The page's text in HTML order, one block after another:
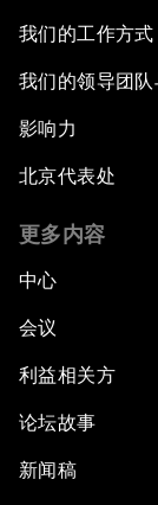
我们的工作方式
我们的领导团
影响力
北京代表处
更多内容
中心
会议
利益相关方
论坛故事
新闻稿